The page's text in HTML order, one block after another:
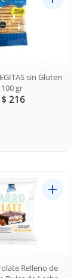
sin Gluten
100 gr
$ 216
Relleno de